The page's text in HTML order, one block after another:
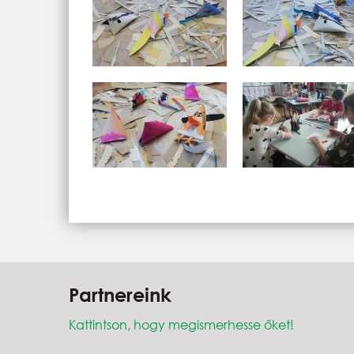
Partnereink
Kattintson, hogy megismerhesse őket!